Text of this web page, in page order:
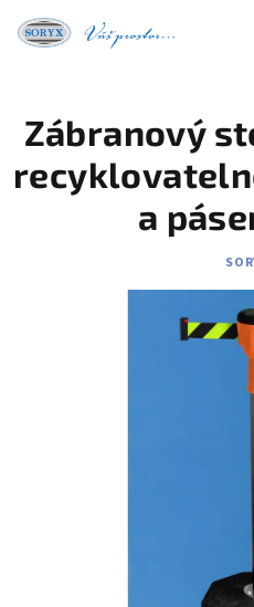
obsah
Zábranový
a